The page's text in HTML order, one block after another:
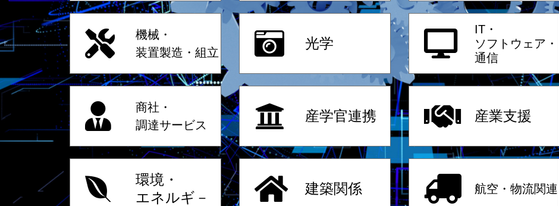
機械・
装置製造・組立
光学
IT・
ソフトウェア・
通信
商社・
調達サービス
産学官連携 産業支援
環境・
エネルギ－
建築関係 航空・物流関連